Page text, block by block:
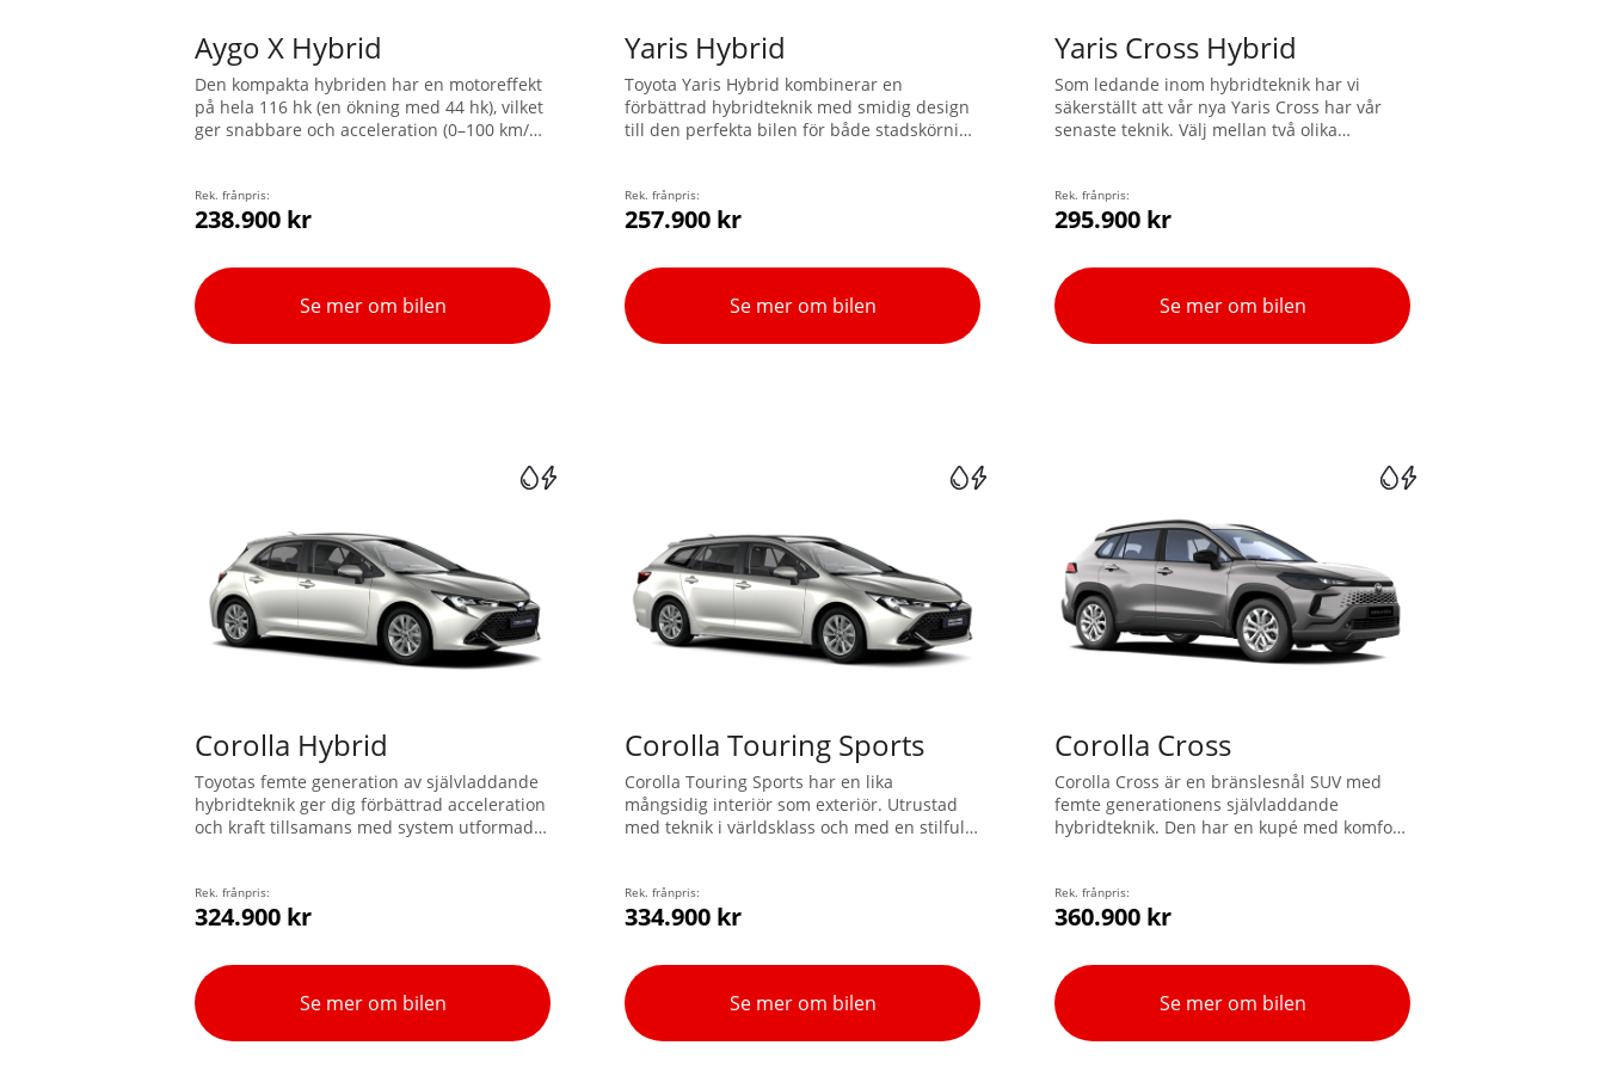
Aygo X Hybrid
Den kompakta hybriden har en motoreffekt
på hela 116 hk (en ökning med 44 hk), vilket
ger snabbare och acceleration (0–100 km/h
svängradie på enbart 4,7 m, och en låg
tyngdpunkt, är Aygo X idealisk för
Rek. frånpris:
238.900 kr
Se mer om bilen
Yaris Hybrid
Toyota Yaris Hybrid kombinerar en
förbättrad hybridteknik med smidig design
till den perfekta bilen för både stadskörning
Hybrid 130. Yaris är rymlig, snabb och
bränslesnål. Upptäck denna
är fullpackad med teknologi.
Rek. frånpris:
257.900 kr
Se mer om bilen
Yaris Cross Hybrid
Som ledande inom hybridteknik har vi
säkerställt att vår nya Yaris Cross har vår
senaste teknik. Välj mellan två olika
Toyotas intelligenta fyrhjulsdrift, AWD-i.
Rek. frånpris:
295.900 kr
Se mer om bilen
Corolla Hybrid
Toyotas femte generation av självladdande
hybridteknik ger dig förbättrad acceleration
och kraft tillsamans med system utformade
motorhuv och en svepande, aerodynamisk
taklinje. Världens mest sålda bil är nu
Rek. frånpris:
324.900 kr
Se mer om bilen
Corolla Touring Sports
Corolla Touring Sports har en lika
mångsidig interiör som exteriör. Utrustad
med teknik i världsklass och med en stilfull
hybridmotorer i världsklass för samma
modell; en 1,8 l eller en ännu kraftfullare på
nivå.
Rek. frånpris:
334.900 kr
Se mer om bilen
Corolla Cross
Corolla Cross är en bränslesnål SUV med
femte generationens självladdande
hybridteknik. Den har en kupé med komfort
fyrhjulsdrift (AWD-i) och klassledande
säkerhetsfunktioner.
Rek. frånpris:
360.900 kr
Se mer om bilen